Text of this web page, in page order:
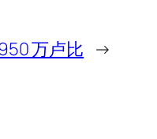
万卢比 →